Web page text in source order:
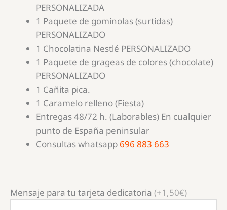
PERSONALIZADA
1 Paquete de gominolas (surtidas)
PERSONALIZADO
1 Chocolatina Nestlé PERSONALIZADO
1 Paquete de grageas de colores (chocolate)
PERSONALIZADO
1 Cañita pica.
1 Caramelo relleno (Fiesta)
Entregas 48/72 h. (Laborables) En cualquier
punto de España peninsular
Consultas whatsapp 696 883 663
Mensaje para tu tarjeta dedicatoria (+1,50€)